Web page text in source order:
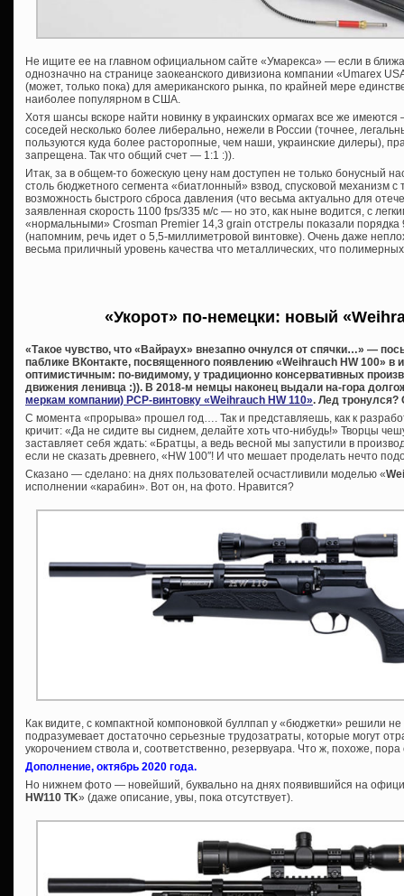
Не ищите ее на главном официальном сайте «Умарекса» — если в
однозначно на странице заокеанского дивизиона компании «Umarex
(может, только пока) для американского рынка, по крайней мере
наиболее популярном в США.
Хотя шансы вскоре найти новинку в украинских ормагах все же
соседей несколько более либерально, нежели в России (точнее,
пользуются куда более расторопные, чем наши, украинские дилеры),
запрещена. Так что общий счет — 1:1 :)).
Итак, за в общем-то божескую цену нам доступен не только бонусный
столь бюджетного сегмента «биатлонный» взвод, спусковой механизм
возможность быстрого сброса давления (что весьма актуально для
заявленная скорость 1100 fps/335 м/с — но это, как ныне водится, с
«нормальными» Crosman Premier 14,3 grain отстрелы показали порядка
(напомним, речь идет о 5,5-миллиметровой винтовке). Очень даже
весьма приличный уровень качества что металлических, что
«Укорот» по-немецки: новый
«Такое чувство, что «Вайраух» внезапно очнулся от спячки…» —
паблике ВКонтакте, посвященного появлению «Weihrauch HW 100» в
оптимистичным: по-видимому, у традиционно консервативных
движения ленивца :)). В 2018-м немцы наконец выдали на-гора
меркам компании) PCP-винтовку «Weihrauch HW 110». Лед тронулся?
С момента «прорыва» прошел год…. Так и представляешь, как к
кричит: «Да не сидите вы сиднем, делайте хоть что-нибудь!» Творцы
заставляет себя ждать: «Братцы, а ведь весной мы запустили в
если не сказать древнего, «HW 100″! И что мешает проделать нечто
Сказано — сделано: на днях пользователей осчастливили моделью «
исполнении «карабин». Вот он, на фото. Нравится?
Как видите, с компактной компоновкой буллпап у «бюджетки» решили
подразумевает достаточно серьезные трудозатраты, которые могут
укорочением ствола и, соответственно, резервуара. Что ж, похоже,
Дополнение, октябрь 2020 года.
Но нижнем фото — новейший, буквально на днях появившийся на
HW110 TK» (даже описание, увы, пока отсутствует).